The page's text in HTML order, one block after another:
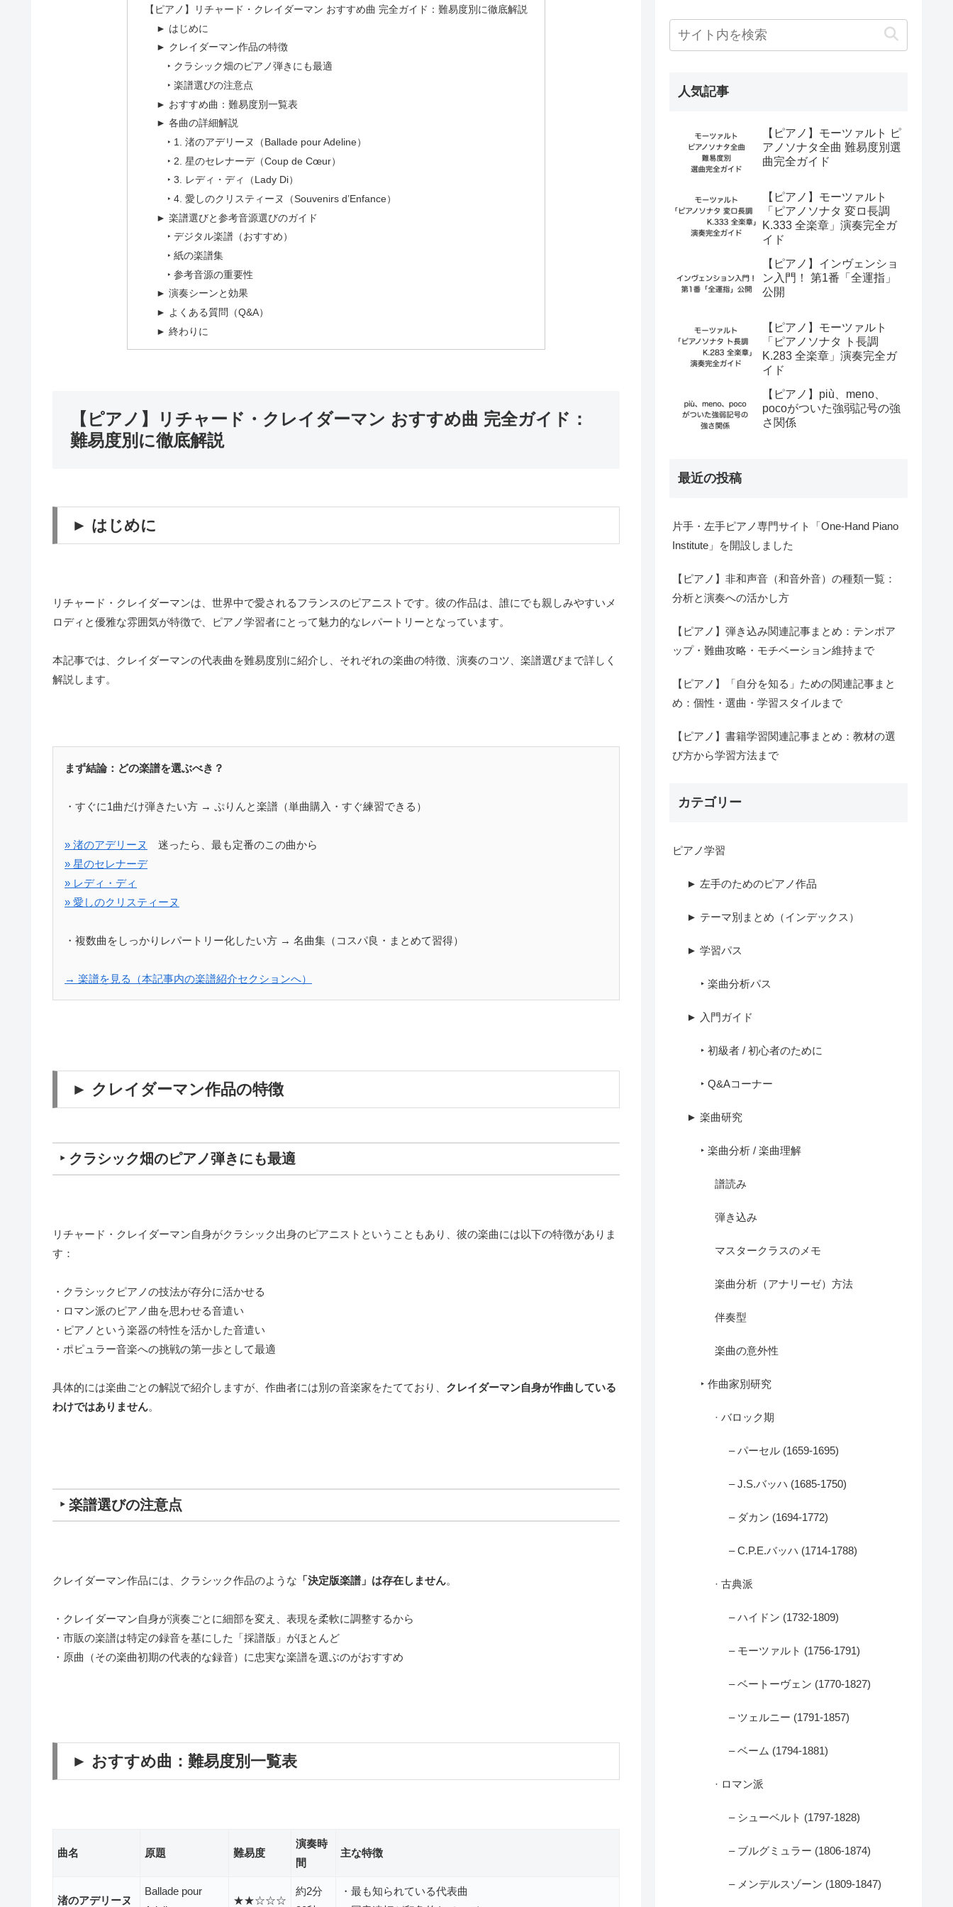
【ピアノ】リチャード・クレイダーマン おすすめ曲 完全ガイド：難易度別に徹底解説
► はじめに
► クレイダーマン作品の特徴
‣ クラシック畑のピアノ弾きにも最適
‣ 楽譜選びの注意点
► おすすめ曲：難易度別一覧表
► 各曲の詳細解説
‣ 1. 渚のアデリーヌ（Ballade pour Adeline）
‣ 2. 星のセレナーデ（Coup de Cœur）
‣ 3. レディ・ディ（Lady Di）
‣ 4. 愛しのクリスティーヌ（Souvenirs d’Enfance）
► 楽譜選びと参考音源選びのガイド
‣ デジタル楽譜（おすすめ）
‣ 紙の楽譜集
‣ 参考音源の重要性
► 演奏シーンと効果
► よくある質問（Q&A）
► 終わりに
【ピアノ】リチャード・クレイダーマン おすすめ曲 完全ガイド：
難易度別に徹底解説
► はじめに
リチャード・クレイダーマンは、世界中で愛されるフランスのピアニストです。彼の作品は、誰にでも親しみやすいメ
ロディと優雅な雰囲気が特徴で、ピアノ学習者にとって魅力的なレパートリーとなっています。
本記事では、クレイダーマンの代表曲を難易度別に紹介し、それぞれの楽曲の特徴、演奏のコツ、楽譜選びまで詳しく
解説します。
まず結論：どの楽譜を選ぶべき？
・すぐに1曲だけ弾きたい方 → ぷりんと楽譜（単曲購入・すぐ練習できる）
» 渚のアデリーヌ
迷ったら、最も定番のこの曲から
» 星のセレナーデ
» レディ・ディ
» 愛しのクリスティーヌ
・複数曲をしっかりレパートリー化したい方 → 名曲集（コスパ良・まとめて習得）
→ 楽譜を見る（本記事内の楽譜紹介セクションへ）
► クレイダーマン作品の特徴
‣ クラシック畑のピアノ弾きにも最適
リチャード・クレイダーマン自身がクラシック出身のピアニストということもあり、彼の楽曲には以下の特徴がありま
す：
・クラシックピアノの技法が存分に活かせる
・ロマン派のピアノ曲を思わせる音遣い
・ピアノという楽器の特性を活かした音遣い
・ポピュラー音楽への挑戦の第一歩として最適
具体的には楽曲ごとの解説で紹介しますが、作曲者には別の音楽家をたてており、 クレイダーマン自身が作曲している
わけではありません。
‣ 楽譜選びの注意点
クレイダーマン作品には、クラシック作品のような 「決定版楽譜」は存在しません。
・クレイダーマン自身が演奏ごとに細部を変え、表現を柔軟に調整するから
・市販の楽譜は特定の録音を基にした「採譜版」がほとんど
・原曲（その楽曲初期の代表的な録音）に忠実な楽譜を選ぶのがおすすめ
► おすすめ曲：難易度別一覧表
曲名 原題 難易度
演奏時
間
主な特徴
渚のアデリーヌ
Ballade pour
★★☆☆☆
約2分
・最も知られている代表曲
人気記事
【ピアノ】モーツァルト ピ
アノソナタ全曲 難易度別選
曲完全ガイド
【ピアノ】モーツァルト
「ピアノソナタ 変ロ長調
K.333 全楽章」演奏完全ガ
イド
【ピアノ】インヴェンショ
ン入門！ 第1番「全運指」
公開
【ピアノ】モーツァルト
「ピアノソナタ ト長調
K.283 全楽章」演奏完全ガ
イド
【ピアノ】più、meno、
pocoがついた強弱記号の強
さ関係
最近の投稿
片手・左手ピアノ専門サイト「One-Hand Piano
Institute」を開設しました
【ピアノ】非和声音（和音外音）の種類一覧：
分析と演奏への活かし方
【ピアノ】弾き込み関連記事まとめ：テンポア
ップ・難曲攻略・モチベーション維持まで
【ピアノ】「自分を知る」ための関連記事まと
め：個性・選曲・学習スタイルまで
【ピアノ】書籍学習関連記事まとめ：教材の選
び方から学習方法まで
カテゴリー
ピアノ学習
► 左手のためのピアノ作品
► テーマ別まとめ（インデックス）
► 学習パス
‣ 楽曲分析パス
► 入門ガイド
‣ 初級者 / 初心者のために
‣ Q&Aコーナー
► 楽曲研究
‣ 楽曲分析 / 楽曲理解
譜読み
弾き込み
マスタークラスのメモ
楽曲分析（アナリーゼ）方法
伴奏型
楽曲の意外性
‣ 作曲家別研究
· バロック期
– パーセル (1659-1695)
– J.S.バッハ (1685-1750)
– ダカン (1694-1772)
– C.P.E.バッハ (1714-1788)
· 古典派
– ハイドン (1732-1809)
– モーツァルト (1756-1791)
– ベートーヴェン (1770-1827)
– ツェルニー (1791-1857)
– ベーム (1794-1881)
· ロマン派
– シューベルト (1797-1828)
– ブルグミュラー (1806-1874)
– メンデルスゾーン (1809-1847)